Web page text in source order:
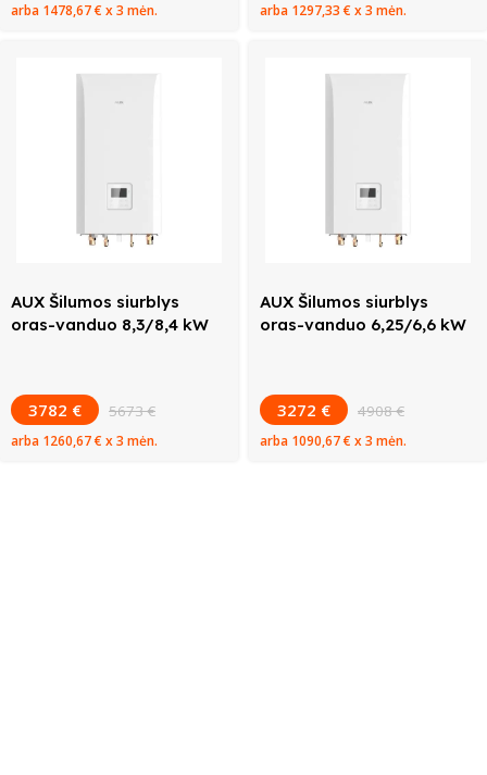
arba 1478,67 €x 3 mėn. arba 1297,33 €x 3 mėn.
AUX Šilumos siurblys
oras-vanduo 8,3/8,4 kW
3782 € 5673 €
arba 1260,67 €x 3 mėn.
AUX Šilumos siurblys
oras-vanduo 6,25/6,6 kW
3272 € 4908 €
arba 1090,67 €x 3 mėn.